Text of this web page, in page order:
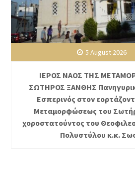
5 August 2026
ΙΕΡΟΣ ΝΑΟΣ ΤΗΣ
ΣΩΤΗΡΟΣ ΞΑΝΘΗΣ
Εσπερινός στον
Μεταμορφώσεως του
χοροστατούντος του
Πολυστύλου κ.κ.